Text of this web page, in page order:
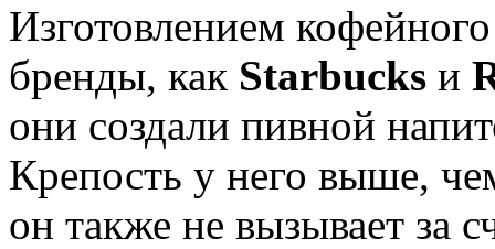
Изготовлением
бренды, как Starbucks и
они создали пивной
Крепость у него выше,
он также не вызывает за